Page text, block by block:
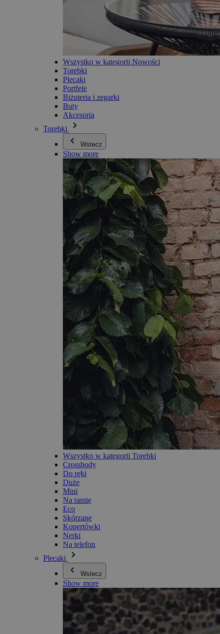
Wszystko w kategorii Nowości
Torebki
Plecaki
Portfele
Biżuteria i zegarki
Buty
Akcesoria
Torebki
Wstecz
Show more
Wszystko w kategorii Torebki
Crossbody
Do ręki
Duże
Mini
Na ramię
Eco
Skórzane
Kopertówki
Nerki
Na telefon
Plecaki
Wstecz
Show more